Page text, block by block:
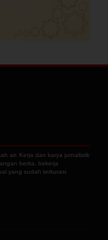
air. Kerja dan karya jurnalistik
berita, bekerja
yang sudah terkurasi